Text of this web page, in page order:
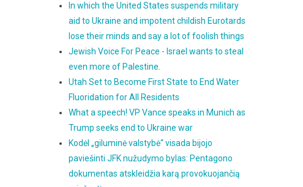
In which the United States suspends military
aid to Ukraine and impotent childish Eurotards
lose their minds and say a lot of foolish things
Jewish Voice For Peace - Israel wants to steal
even more of Palestine.
Utah Set to Become First State to End Water
Fluoridation for All Residents
What a speech! VP Vance speaks in Munich as
Trump seeks end to Ukraine war
Kodėl „giluminė valstybė“ visada bijojo
paviešinti JFK nužudymo bylas: Pentagono
dokumentas atskleidžia karą provokuojančią